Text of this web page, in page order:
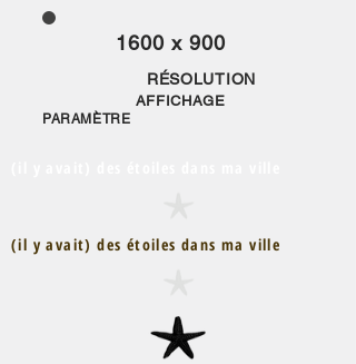
1600 x 900
RÉSOLUTION
AFFICHAGE
PARAMÈTRE
(il y avait) des étoiles dans ma ville